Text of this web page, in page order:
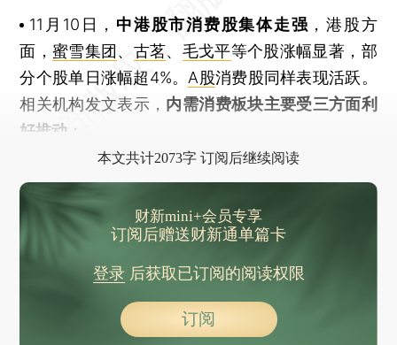
11月10日， 中港股市消费股集体走强 ，港股方
面，蜜雪集团 、 古茗、 毛戈平等个股涨幅显著‌，部
分个股单日涨幅超4%。 A股消费股同样表现活跃。
相关机构发文表示， 内需消费板块主要受三方面利
好推动 ：
本文共计2073字 订阅后继续阅读
财新mini+会员专享
订阅后赠送财新通单篇卡
登录后获取已订阅的阅读权限
订阅